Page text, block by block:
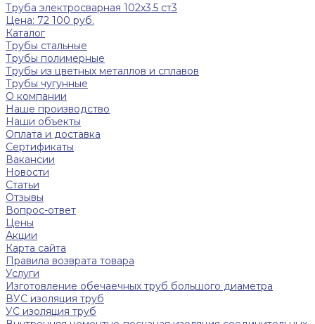
Труба электросварная 102х3.5 ст3
Цена: 72 100 руб.
Каталог
Трубы стальные
Трубы полимерные
Трубы из цветных металлов и сплавов
Трубы чугунные
О компании
Наше производство
Наши объекты
Оплата и доставка
Сертификаты
Вакансии
Новости
Статьи
Отзывы
Вопрос-ответ
Цены
Акции
Карта сайта
Правила возврата товара
Услуги
Изготовление обечаечных труб большого диаметра
ВУС изоляция труб
УС изоляция труб